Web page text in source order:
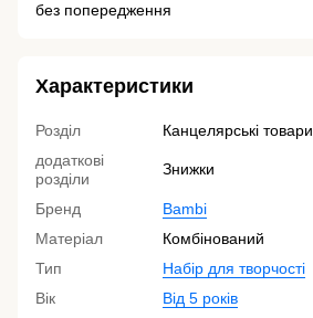
без попередження
Характеристики
Розділ
Канцелярські товари
додаткові
розділи
Знижки
Бренд
Bambi
Матеріал
Комбінований
Тип
Набір для творчості
Вік
Від 5 років